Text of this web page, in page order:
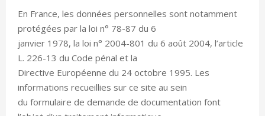
En France, les données personnelles sont notamment
protégées par la loi n° 78-87 du 6
janvier 1978, la loi n° 2004-801 du 6 août 2004, l’article
L. 226-13 du Code pénal et la
Directive Européenne du 24 octobre 1995. Les
informations recueillies sur ce site au sein
du formulaire de demande de documentation font